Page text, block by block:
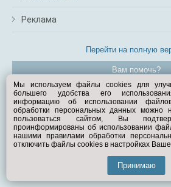
Реклама
Перейти на полную
Вам помочь?
© Exist.ru
Мы используем файлы cookies для
большего удобства его
информацию об использовании
обработки персональных данных можно
пользоваться сайтом, Вы
проинформированы об использовании
нашими правилами обработки
отключить файлы cookies в настройках
Принимаю